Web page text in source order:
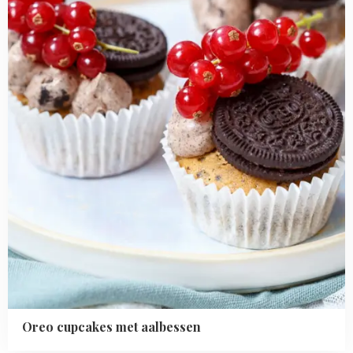
Oreo cupcakes met aalbessen
met
aalbessen